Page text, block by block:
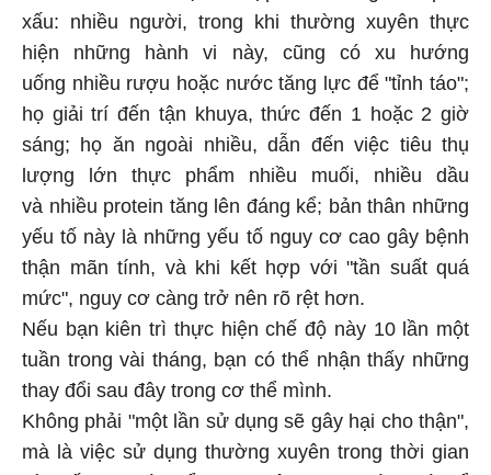
xấu: nhiều người, trong khi thường xuyên thực
hiện những hành vi này, cũng có xu hướng
uống nhiều rượu hoặc nước tăng lực để "tỉnh táo";
họ giải trí đến tận khuya, thức đến 1 hoặc 2 giờ
sáng; họ ăn ngoài nhiều, dẫn đến việc tiêu thụ
lượng lớn thực phẩm nhiều muối, nhiều dầu
và nhiều protein tăng lên đáng kể; bản thân những
yếu tố này là những yếu tố nguy cơ cao gây bệnh
thận mãn tính, và khi kết hợp với "tần suất quá
mức", nguy cơ càng trở nên rõ rệt hơn.
Nếu bạn kiên trì thực hiện chế độ này 10 lần một
tuần trong vài tháng, bạn có thể nhận thấy những
thay đổi sau đây trong cơ thể mình.
Không phải "một lần sử dụng sẽ gây hại cho thận",
mà là việc sử dụng thường xuyên trong thời gian